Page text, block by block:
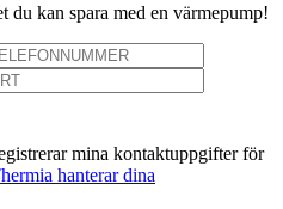
kan spara med en värmepump!
mina kontaktuppgifter för
hanterar dina